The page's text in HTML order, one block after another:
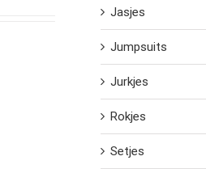
Jasjes
Jumpsuits
Jurkjes
Rokjes
Setjes